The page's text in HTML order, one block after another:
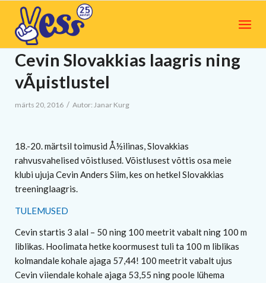
Cevin Slovakkias laagris ning
vÃµistlustel
märts 20, 2016 / Autor: Janar Kurg
18.-20. märtsil toimusid Å½ilinas, Slovakkias
rahvusvahelised võistlused. Võistlusest võttis osa meie
klubi ujuja Cevin Anders Siim, kes on hetkel Slovakkias
treeninglaagris.
TULEMUSED
Cevin startis 3 alal – 50 ning 100 meetrit vabalt ning 100 m
liblikas. Hoolimata hetke koormusest tuli ta 100 m liblikas
kolmandale kohale ajaga 57,44! 100 meetrit vabalt ujus
Cevin viiendale kohale ajaga 53,55 ning poole lühema